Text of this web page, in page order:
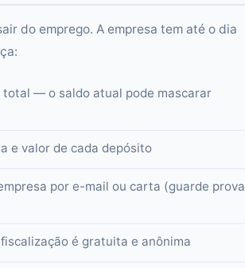
do emprego. A empresa tem até o dia
total — o saldo atual pode mascarar
e valor de cada depósito
por e-mail ou carta (guarde prova
é gratuita e anônima